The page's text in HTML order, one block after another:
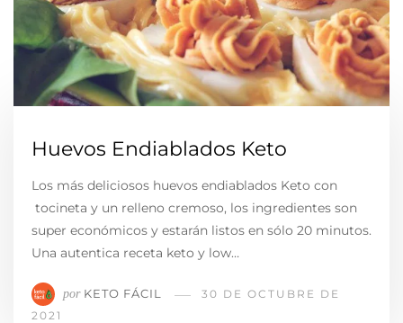
Huevos Endiablados Keto
Los más deliciosos huevos endiablados Keto con
tocineta y un relleno cremoso, los ingredientes son
super económicos y estarán listos en sólo 20 minutos.
Una autentica receta keto y low…
por KETO FÁCIL
30 DE OCTUBRE DE
2021